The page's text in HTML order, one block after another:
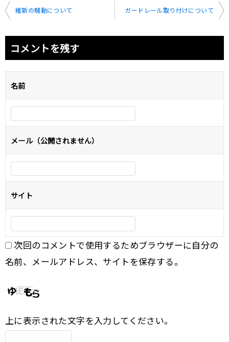
投
ビ
ー
シ
ョ
ン
維新の騒動について ガードレール取り付けについて
コメントを残す
名前
メール（公開されません）
サイト
次回のコメントで使用するためブラウザーに自分の
名前、メールアドレス、サイトを保存する。
上に表示された文字を入力してください。